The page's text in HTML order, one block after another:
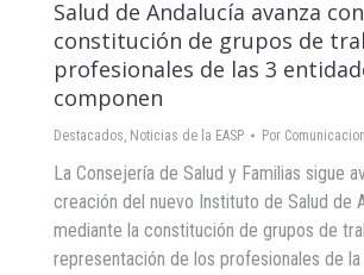
Salud de Andalucía avanza
constitución de grupos de
profesionales de las 3
componen
Destacados, Noticias de la EASP Por Comunicacion
La Consejería de Salud y Familias sigue
creación del nuevo Instituto de Salud de
mediante la constitución de grupos de
representación de los profesionales de la